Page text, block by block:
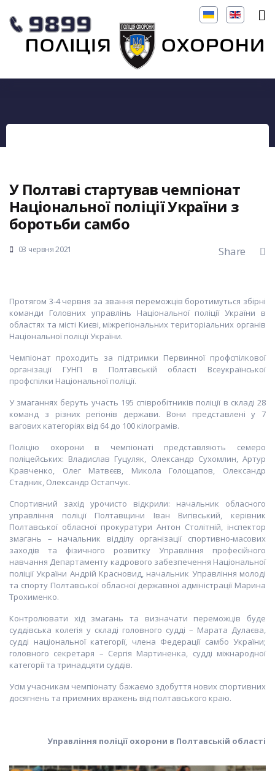
У Полтаві стартував чемпіонат
Національної поліції України з
боротьби самбо
03 червня 2021 Share
Протягом 3-4 червня за звання переможців боротимуться збірні
команди Головних управлінь Національної поліції України в
областях та місті Києві, міжрегіональних територіальних органів
Національної поліції України.
Чемпіонат проходить за підтримки Первинної профспілкової
організації ГУНП в Полтавській області Всеукраїнської
профспілки Національної поліції.
У змаганнях беруть участь 195 співробітників поліції в складі 28
команд з різних регіонів держави. Вони представлені у 7
вагових категоріях від 64 до 100 кілограмів.
Поліцію охорони в чемпіонаті представляють семеро
поліцейських: Владислав Гуцуляк, Олександр Сухомлин, Артур
Кравченко, Олег Матвєєв, Микола Голощапов, Олександр
Стадник, Олександр Остапчук.
Спортивний захід урочисто відкрили: начальник обласного
управління поліції Полтавщини Іван Вигівський, керівник
Полтавської обласної прокуратури Антон Столітній, інспектор
змагань – начальник відділу організації спортивно-масових
заходів та фізичного розвитку Управління професійного
навчання Департаменту кадрового забезпечення Національної
поліції України Андрій Красновид, начальник Управління молоді
та спорту Полтавської обласної державної адміністрації Марина
Трохименко.
Контролювати хід змагань та визначати переможців буде
суддівська колегія у складі головного судді – Марата Дулаєва,
судді національної категорії, члена Федерації самбо України;
головного секретаря – Сергія Мартиненка, судді міжнародної
категорії та тринадцяти суддів.
Усім учасникам чемпіонату бажаємо здобуття нових спортивних
досягнень та приємних вражень від полтавського краю.
Управління поліції охорони в Полтавській області